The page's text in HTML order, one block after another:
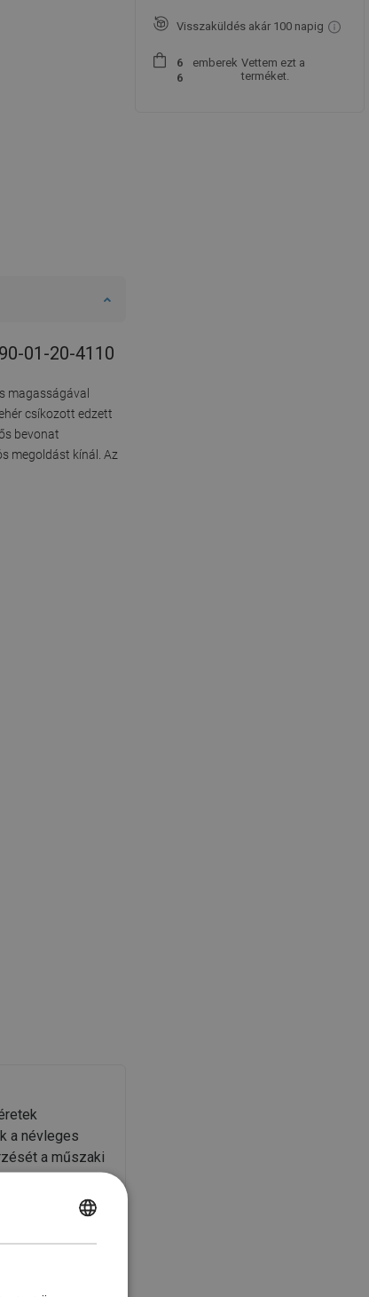
01-20-4110
magasságával
csíkozott edzett
bevonat
megoldást kínál. Az
a névleges
a műszaki
Visszaküldés akár 100 napig
6
6
emberek Vettem ezt a
terméket.